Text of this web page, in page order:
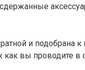
и подобрана
как вы проводите в